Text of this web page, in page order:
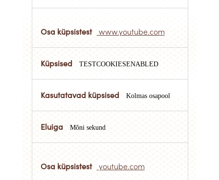
www.youtube.com
TESTCOOKIESENABLED
Kolmas osapool
Mõni sekund
youtube.com